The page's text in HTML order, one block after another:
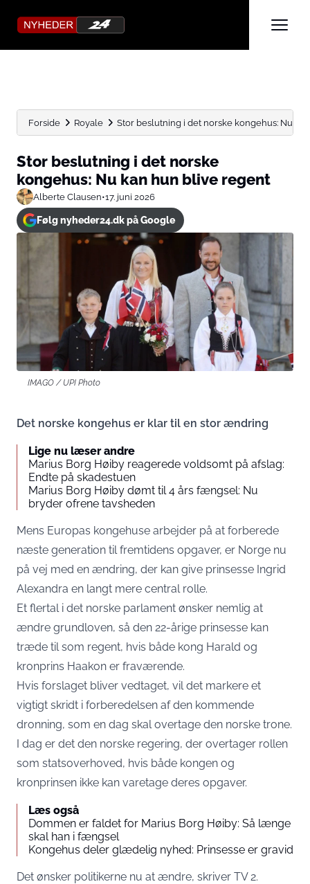
Forside Royale Stor beslutning i det norske kongehus: Nu
Stor beslutning i det norske
kongehus: Nu kan hun blive regent
Alberte Clausen•17. juni 2026
Følg nyheder24.dk på Google
IMAGO / UPI Photo
Det norske kongehus er klar til en stor ændring
Lige nu læser andre
Marius Borg Høiby reagerede voldsomt på afslag:
Endte på skadestuen
Marius Borg Høiby dømt til 4 års fængsel: Nu
bryder ofrene tavsheden
Mens Europas kongehuse arbejder på at forberede
næste generation til fremtidens opgaver, er Norge nu
på vej med en ændring, der kan give prinsesse Ingrid
Alexandra en langt mere central rolle.
Et flertal i det norske parlament ønsker nemlig at
ændre grundloven, så den 22-årige prinsesse kan
træde til som regent, hvis både kong Harald og
kronprins Haakon er fraværende.
Hvis forslaget bliver vedtaget, vil det markere et
vigtigt skridt i forberedelsen af den kommende
dronning, som en dag skal overtage den norske trone.
I dag er det den norske regering, der overtager rollen
som statsoverhoved, hvis både kongen og
kronprinsen ikke kan varetage deres opgaver.
Læs også
Dommen er faldet for Marius Borg Høiby: Så længe
skal han i fængsel
Kongehus deler glædelig nyhed: Prinsesse er gravid
Det ønsker politikerne nu at ændre, skriver TV 2.